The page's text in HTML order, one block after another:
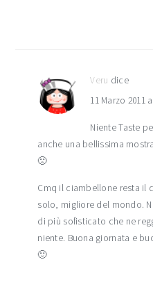
Veru dice
11 Marzo 2011
Niente Taste
anche una bellissima
🙁
Cmq il ciambellone resta il
solo, migliore del mondo.
di più sofisticato che ne
niente. Buona giornata e
🙂